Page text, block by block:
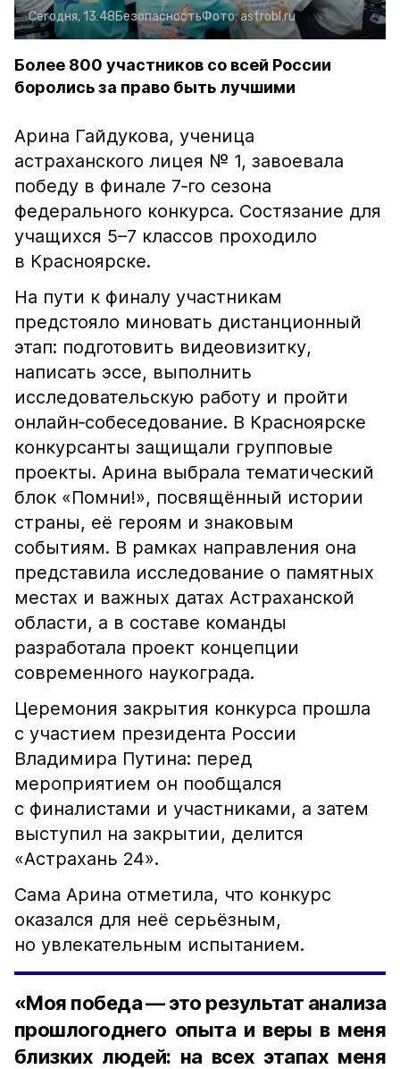
Сегодня, 13:48БезопасностьФото:astrobl.ru
Более 800 участников со всей России
боролись за право быть лучшими
Арина Гайдукова, ученица
астраханского лицея № 1, завоевала
победу в финале 7‑го сезона
федерального конкурса. Состязание для
учащихся 5–7 классов проходило
в Красноярске.
На пути к финалу участникам
предстояло миновать дистанционный
этап: подготовить видеовизитку,
написать эссе, выполнить
исследовательскую работу и пройти
онлайн‑собеседование. В Красноярске
конкурсанты защищали групповые
проекты. Арина выбрала тематический
блок «Помни!», посвящённый истории
страны, её героям и знаковым
событиям. В рамках направления она
представила исследование о памятных
местах и важных датах Астраханской
области, а в составе команды
разработала проект концепции
современного наукограда.
Церемония закрытия конкурса прошла
с участием президента России
Владимира Путина: перед
мероприятием он пообщался
с финалистами и участниками, а затем
выступил на закрытии, делится
«Астрахань 24».
Сама Арина отметила, что конкурс
оказался для неё серьёзным,
но увлекательным испытанием.
«Моя победа — это результат анализа
прошлогоднего опыта и веры в меня
близких людей: на всех этапах меня